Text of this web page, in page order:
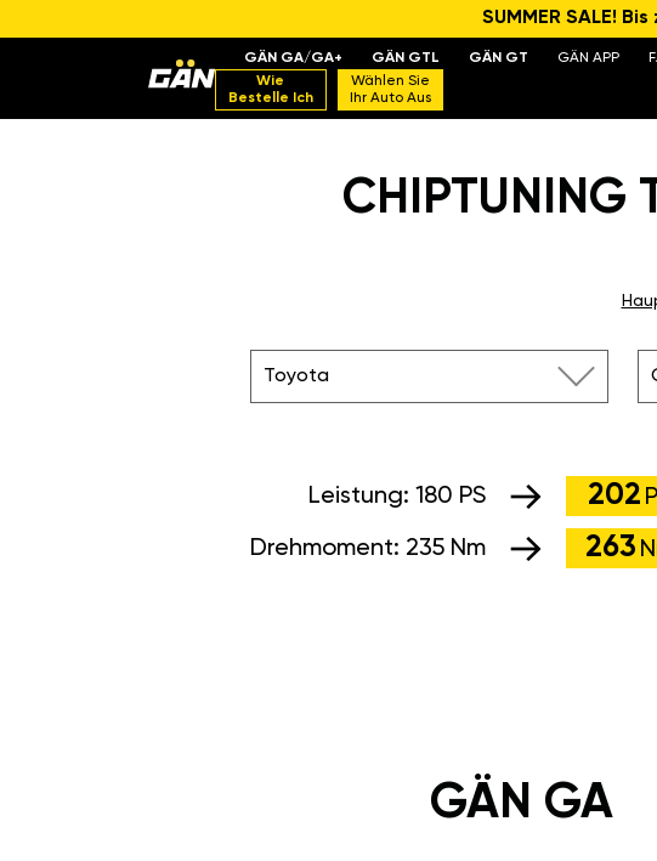
SUMMER SALE!
GÄN GA/GA+ GÄN GTL GÄN GT GÄN APP
Wie
Bestelle Ich
Wählen Sie
Ihr Auto Aus
CHIPTUNING
Toyota
Leistung: 180 PS 202
Drehmoment: 235 Nm 263
GÄN GA